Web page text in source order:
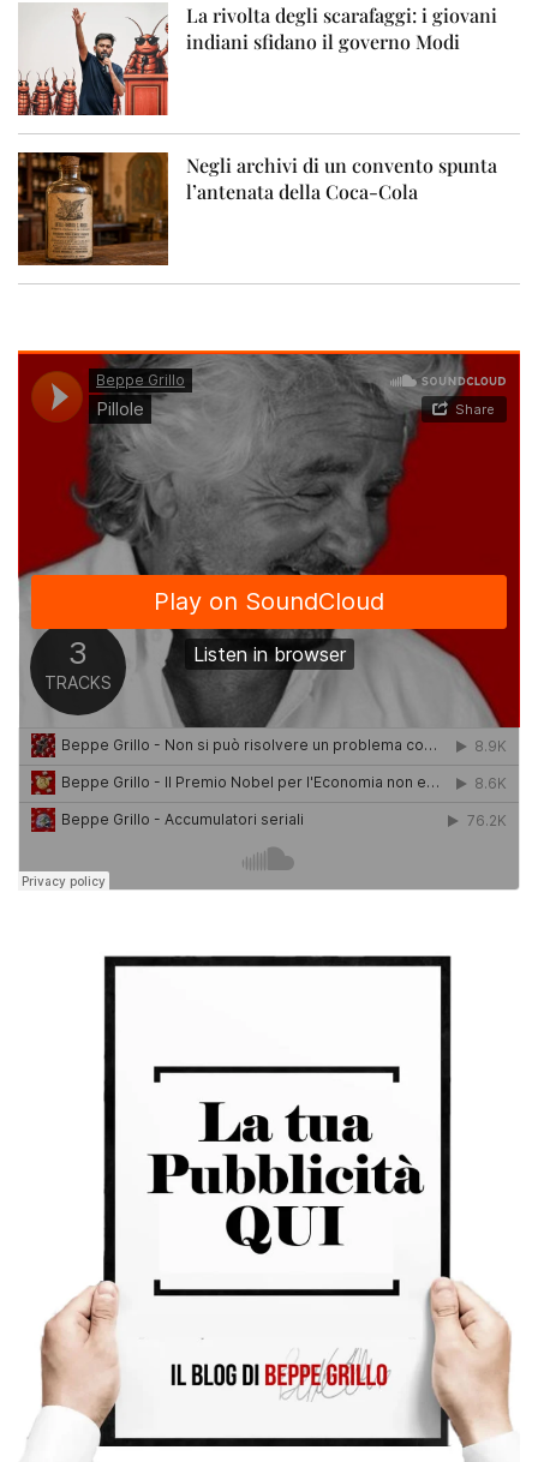
La rivolta degli scarafaggi: i giovani
indiani sfidano il governo Modi
Negli archivi di un convento spunta
l’antenata della Coca-Cola